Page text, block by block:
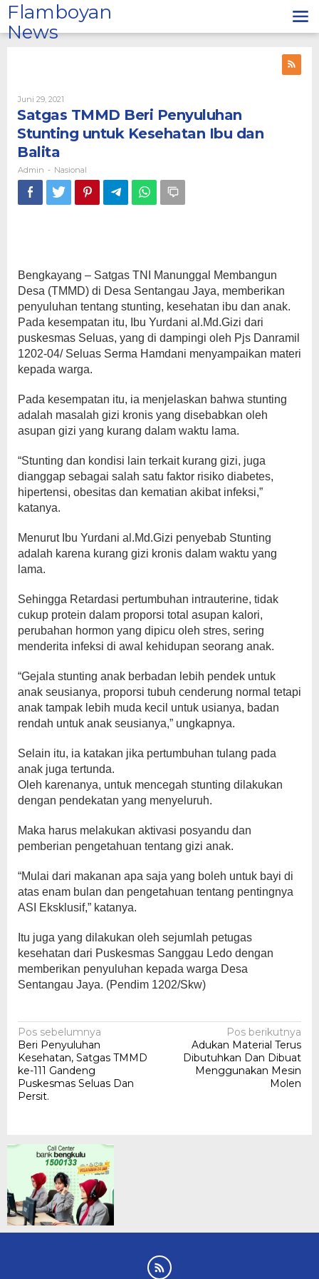
Lewati
ke
konten
Flamboyan
News
Juni 29, 2021
Admin
Satgas TMMD Beri Penyuluhan
Stunting untuk Kesehatan Ibu dan
Balita
Admin - Nasional
Bengkayang – Satgas TNI Manunggal Membangun
Desa (TMMD) di Desa Sentangau Jaya, memberikan
penyuluhan tentang stunting, kesehatan ibu dan anak.
Pada kesempatan itu, Ibu Yurdani al.Md.Gizi dari
puskesmas Seluas, yang di dampingi oleh Pjs Danramil
1202-04/ Seluas Serma Hamdani menyampaikan materi
kepada warga.
Pada kesempatan itu, ia menjelaskan bahwa stunting
adalah masalah gizi kronis yang disebabkan oleh
asupan gizi yang kurang dalam waktu lama.
“Stunting dan kondisi lain terkait kurang gizi, juga
dianggap sebagai salah satu faktor risiko diabetes,
hipertensi, obesitas dan kematian akibat infeksi,”
katanya.
Menurut Ibu Yurdani al.Md.Gizi penyebab Stunting
adalah karena kurang gizi kronis dalam waktu yang
lama.
Sehingga Retardasi pertumbuhan intrauterine, tidak
cukup protein dalam proporsi total asupan kalori,
perubahan hormon yang dipicu oleh stres, sering
menderita infeksi di awal kehidupan seorang anak.
“Gejala stunting anak berbadan lebih pendek untuk
anak seusianya, proporsi tubuh cenderung normal tetapi
anak tampak lebih muda kecil untuk usianya, badan
rendah untuk anak seusianya,” ungkapnya.
Selain itu, ia katakan jika pertumbuhan tulang pada
anak juga tertunda.
Oleh karenanya, untuk mencegah stunting dilakukan
dengan pendekatan yang menyeluruh.
Maka harus melakukan aktivasi posyandu dan
pemberian pengetahuan tentang gizi anak.
“Mulai dari makanan apa saja yang boleh untuk bayi di
atas enam bulan dan pengetahuan tentang pentingnya
ASI Eksklusif,” katanya.
Itu juga yang dilakukan oleh sejumlah petugas
kesehatan dari Puskesmas Sanggau Ledo dengan
memberikan penyuluhan kepada warga Desa
Sentangau Jaya. (Pendim 1202/Skw)
Navigasi
pos
Pos sebelumnya
Beri Penyuluhan
Kesehatan, Satgas TMMD
ke-111 Gandeng
Puskesmas Seluas Dan
Persit.
Pos berikutnya
Adukan Material Terus
Dibutuhkan Dan Dibuat
Menggunakan Mesin
Molen